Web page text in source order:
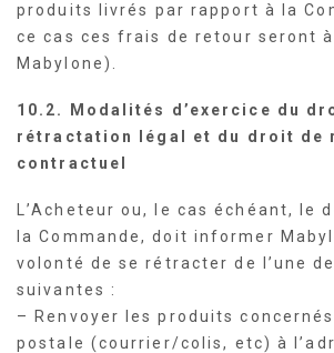
produits livrés par rapport à la
ce cas ces frais de retour seront
Mabylone).
10.2. Modalités d’exercice du
rétractation légal et du droit de
contractuel
L’Acheteur ou, le cas échéant, le
la Commande, doit informer
volonté de se rétracter de l’une
suivantes :
– Renvoyer les produits
postale (courrier/colis, etc) à